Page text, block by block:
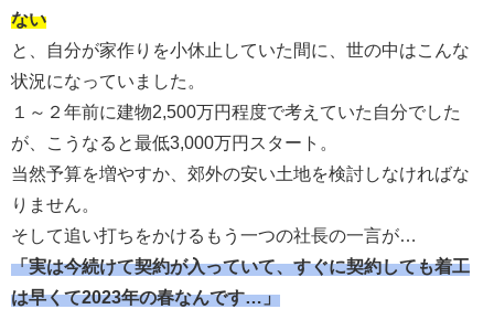
ない
と、自分が家作りを小休止していた間に、世の中はこんな
状況になっていました。
１～２年前に建物2,500万円程度で考えていた自分でした
が、こうなると最低3,000万円スタート。
当然予算を増やすか、郊外の安い土地を検討しなければな
りません。
そして追い打ちをかけるもう一つの社長の一言が…
「実は今続けて契約が入っていて、すぐに契約しても着工
は早くて2023年の春なんです…」